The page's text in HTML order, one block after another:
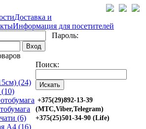
Доставка и
Информация для посетителей
Пароль:
Вход
(24)
(6)
A4 (16)
Поиск:
+375(29)892-13-39
(МТС,Viber,Telegram)
+375(25)501-34-90 (Life)